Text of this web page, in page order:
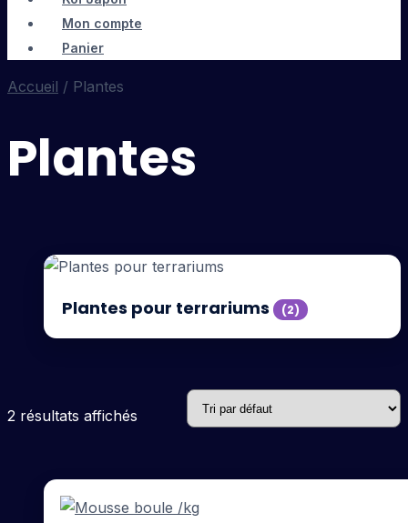
Mon compte
Panier
Accueil / Plantes
Plantes
Plantes pour terrariums (2)
2 résultats affichés